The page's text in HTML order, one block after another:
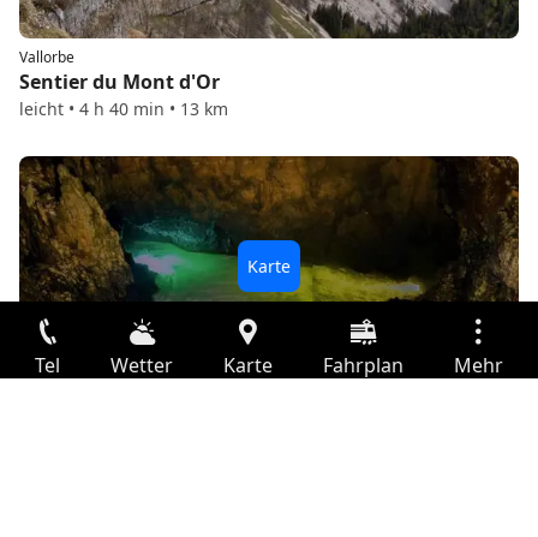
Vallorbe
Sentier du Mont d'Or
leicht • 4 h 40 min • 13 km
Vallorbe
Tropfsteinhöhle – unterirdischer Fluss
Tel Wetter Karte Fahrplan Mehr